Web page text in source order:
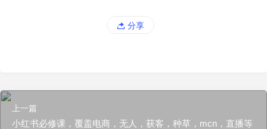
分享
上一篇
小红书必修课，覆盖电商，无人，获客，种草，mcn，直播等